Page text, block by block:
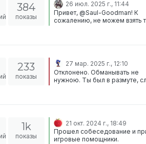
еще одно нарушение правил,
наказание за которое не было.
Ознакомиться с правилами
384
показы
26 июл. 2025 г., 11:44
Привет, @Saul-Goodman! К
сожалению, не можем взять
233
показы
27 мар. 2025 г., 12:10
Отклонено. Обманывать не
нужною. Ты был в размуте,
находится в голосовых
время игры на сервере с
игроками.
1k
показы
21 окт. 2024 г., 18:49
Прошел собеседование и
игровые помощники.